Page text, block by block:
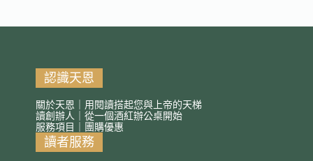
認識天恩
關於天恩｜用閱讀搭起您與上帝的天梯
讀創辦人｜從一個酒紅辦公桌開始
服務項目｜團購優惠
讀者服務